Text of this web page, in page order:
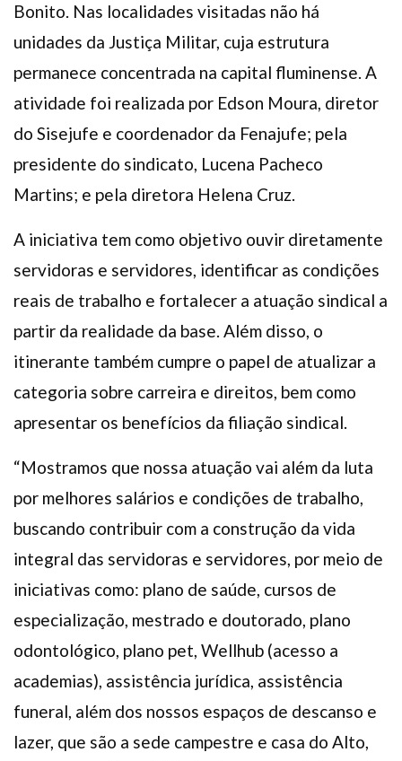
Bonito. Nas localidades visitadas não há
unidades da Justiça Militar, cuja estrutura
permanece concentrada na capital fluminense. A
atividade foi realizada por Edson Moura, diretor
do Sisejufe e coordenador da Fenajufe; pela
presidente do sindicato, Lucena Pacheco
Martins; e pela diretora Helena Cruz.
A iniciativa tem como objetivo ouvir diretamente
servidoras e servidores, identificar as condições
reais de trabalho e fortalecer a atuação sindical a
partir da realidade da base. Além disso, o
itinerante também cumpre o papel de atualizar a
categoria sobre carreira e direitos, bem como
apresentar os benefícios da filiação sindical.
“Mostramos que nossa atuação vai além da luta
por melhores salários e condições de trabalho,
buscando contribuir com a construção da vida
integral das servidoras e servidores, por meio de
iniciativas como: plano de saúde, cursos de
especialização, mestrado e doutorado, plano
odontológico, plano pet, Wellhub (acesso a
academias), assistência jurídica, assistência
funeral, além dos nossos espaços de descanso e
lazer, que são a sede campestre e casa do Alto,